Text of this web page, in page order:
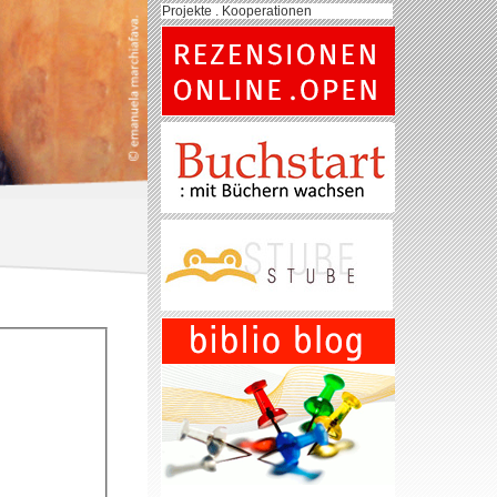
Projekte . Kooperationen